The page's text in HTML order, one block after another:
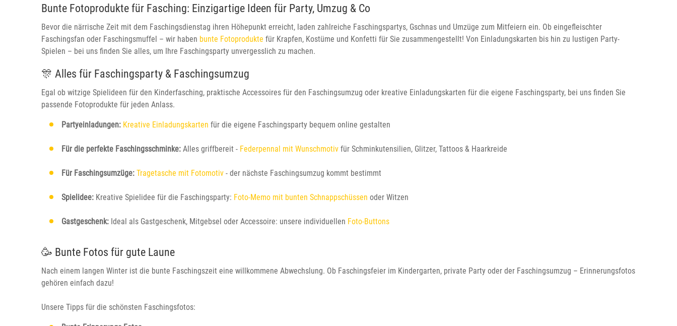
Bunte Fotoprodukte für Fasching: Einzigartige Ideen für Party, Umzug & Co
Bevor die närrische Zeit mit dem Faschingsdienstag ihren Höhepunkt erreicht, laden zahlreiche Faschingspartys, Gschnas und Umzüge zum Mitfeiern ein. Ob eingefleischter
Faschingsfan oder Faschingsmuffel – wir haben bunte Fotoprodukte für Krapfen, Kostüme und Konfetti für Sie zusammengestellt! Von Einladungskarten bis hin zu lustigen Party-
Spielen – bei uns finden Sie alles, um Ihre Faschingsparty unvergesslich zu machen.
🎊 Alles für Faschingsparty & Faschingsumzug
Egal ob witzige Spielideen für den Kinderfasching, praktische Accessoires für den Faschingsumzug oder kreative Einladungskarten für die eigene Faschingsparty, bei uns finden Sie
passende Fotoprodukte für jeden Anlass.
Partyeinladungen: Kreative Einladungskarten für die eigene Faschingsparty bequem online gestalten
Für die perfekte Faschingsschminke: Alles griffbereit - Federpennal mit Wunschmotiv für Schminkutensilien, Glitzer, Tattoos & Haarkreide
Für Faschingsumzüge: Tragetasche mit Fotomotiv - der nächste Faschingsumzug kommt bestimmt
Spielidee: Kreative Spielidee für die Faschingsparty: Foto-Memo mit bunten Schnappschüssen oder Witzen
Gastgeschenk: Ideal als Gastgeschenk, Mitgebsel oder Accessoire: unsere individuellen Foto-Buttons
🥳 Bunte Fotos für gute Laune
Nach einem langen Winter ist die bunte Faschingszeit eine willkommene Abwechslung. Ob Faschingsfeier im Kindergarten, private Party oder der Faschingsumzug – Erinnerungsfotos
gehören einfach dazu!
Unsere Tipps für die schönsten Faschingsfotos: